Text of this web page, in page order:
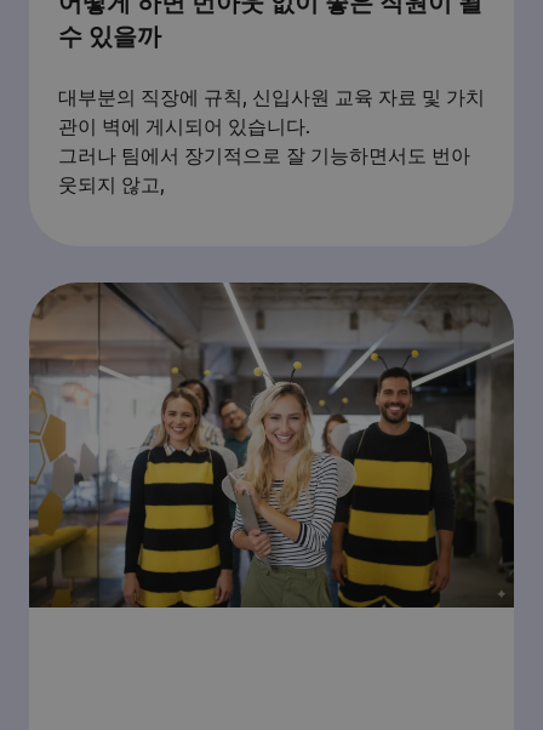
수 있을까
대부분의 직장에 규칙, 신입사원 교육 자료 및 가치
관이 벽에 게시되어 있습니다.
그러나 팀에서 장기적으로 잘 기능하면서도 번아
웃되지 않고,